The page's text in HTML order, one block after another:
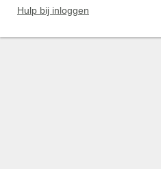
Hulp bij inloggen